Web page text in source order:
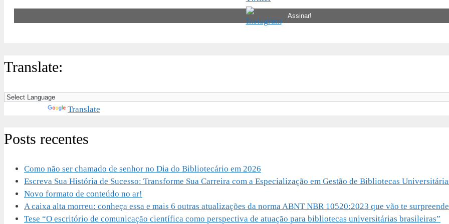
Translate:
Translate
Posts recentes
Como não ser chamado de senhor no Dia do Bibliotecário em 2026
Escreva Sua História de Sucesso: Transforme Sua Carreira com a Especialização em Gestão de Bibliotecas
Novo formato de conteúdo no ar!
A caixa alta morreu: conheça essa e mais 6 outras atualizações da norma ABNT NBR 10520:2023 que vão te
Tese “O escritório de comunicação científica como perspectiva de atuação para bibliotecas universitárias brasileiras”